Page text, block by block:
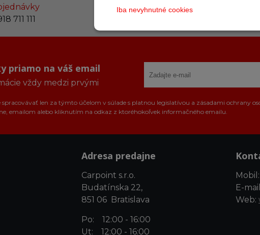
Iba nevyhnutné cookies
711 111
pre objednávky nad
priamo na váš email
vždy medzi prvými
spracovávať len za týmto účelom v súlade s platnou legislatívou a zásadami
emailom alebo kliknutím na odkaz z ktoréhokoľvek informačného emailu.
Adresa predajne
Carpoint s.r.o.
Budatínska 22,
851 06 Bratislava
Po: 12:00 - 16:00
Ut: 12:00 - 16:00
Mobil:
E-
Web: